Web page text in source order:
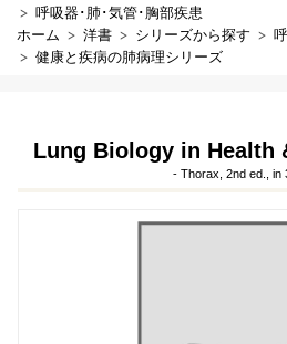
呼吸器･肺･気管･胸部疾患
ホーム
洋書 シリーズから探す
健康と疾病の肺病理シリーズ
Lung Biology in Health
- Thorax, 2nd ed., in